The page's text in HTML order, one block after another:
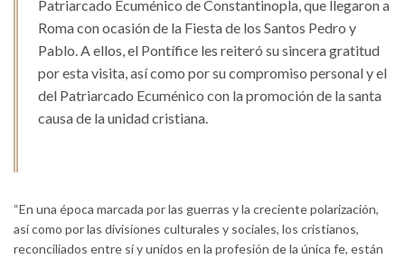
Patriarcado Ecuménico de Constantinopla, que llegaron a
Roma con ocasión de la Fiesta de los Santos Pedro y
Pablo. A ellos, el Pontífice les reiteró su sincera gratitud
por esta visita, así como por su compromiso personal y el
del Patriarcado Ecuménico con la promoción de la santa
causa de la unidad cristiana.
“En una época marcada por las guerras y la creciente polarización,
así como por las divisiones culturales y sociales, los cristianos,
reconciliados entre sí y unidos en la profesión de la única fe, están